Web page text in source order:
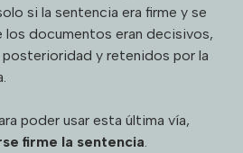
si la sentencia era firme y se
los documentos eran decisivos,
y retenidos por la
poder usar esta última vía,
firme la sentencia